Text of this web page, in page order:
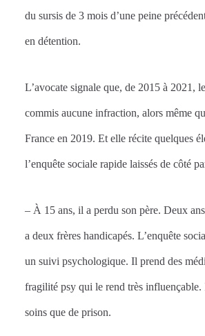
du sursis de 3 mois d’une peine
en détention.
L’avocate signale que, de 2015 à 2021,
commis aucune infraction, alors même
France en 2019. Et elle récite quelques
l’enquête sociale rapide laissés de côté
– À 15 ans, il a perdu son père. Deux
a deux frères handicapés. L’enquête
un suivi psychologique. Il prend des
fragilité psy qui le rend très influençable.
soins que de prison.